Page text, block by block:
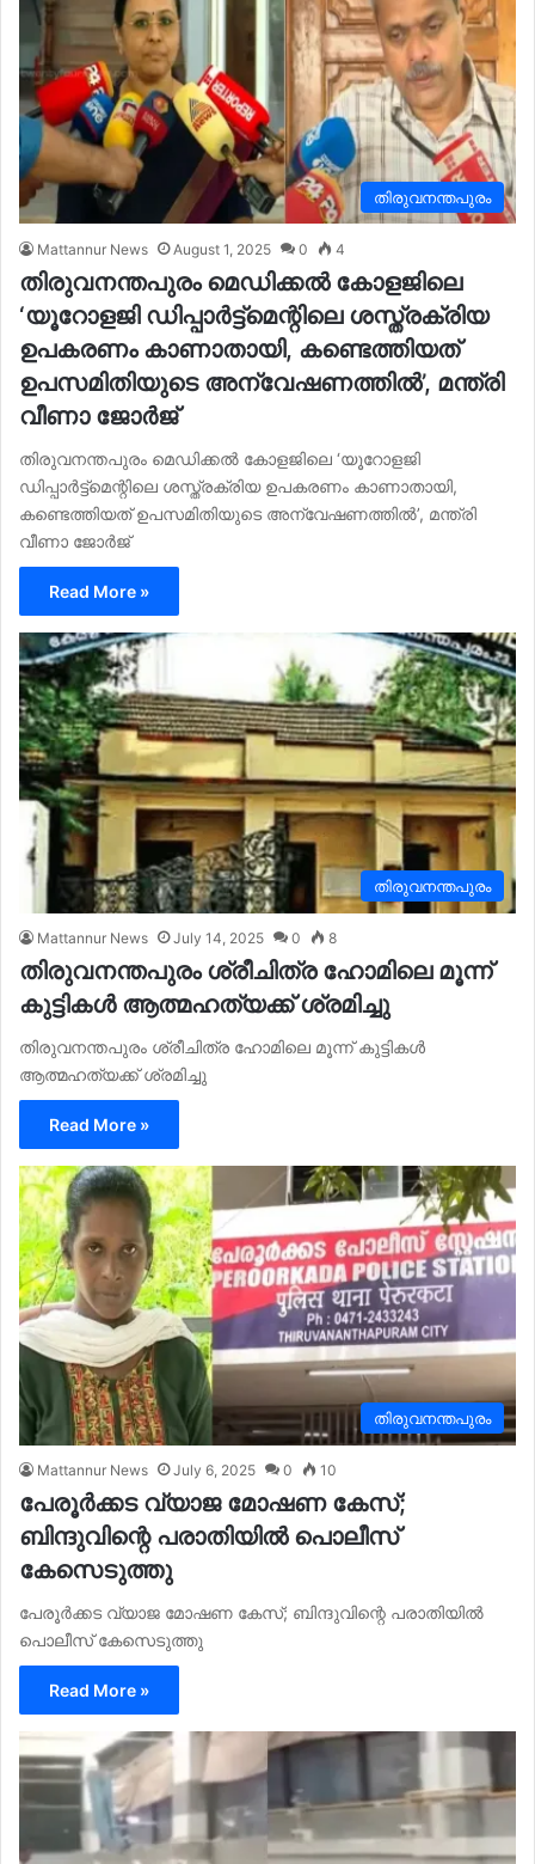
തിരുവനന്തപുരം
Mattannur News August 1, 2025 0 4
തിരുവനന്തപുരം മെഡിക്കൽ കോളജിലെ
‘യൂറോളജി ഡിപ്പാർട്ട്മെന്റിലെ ശസ്ത്രക്രിയ
ഉപകരണം കാണാതായി, കണ്ടെത്തിയത്
ഉപസമിതിയുടെ അന്വേഷണത്തിൽ’, മന്ത്രി
വീണാ ജോർജ്
തിരുവനന്തപുരം മെഡിക്കൽ കോളജിലെ ‘യൂറോളജി
ഡിപ്പാർട്ട്മെന്റിലെ ശസ്ത്രക്രിയ ഉപകരണം കാണാതായി,
കണ്ടെത്തിയത് ഉപസമിതിയുടെ അന്വേഷണത്തിൽ’, മന്ത്രി
വീണാ ജോർജ്
Read More »
തിരുവനന്തപുരം
Mattannur News July 14, 2025 0 8
തിരുവനന്തപുരം ശ്രീചിത്ര ഹോമിലെ മൂന്ന്
കുട്ടികള്‍ ആത്മഹത്യക്ക് ശ്രമിച്ചു
തിരുവനന്തപുരം ശ്രീചിത്ര ഹോമിലെ മൂന്ന് കുട്ടികള്‍
ആത്മഹത്യക്ക് ശ്രമിച്ചു
Read More »
തിരുവനന്തപുരം
Mattannur News July 6, 2025 0 10
പേരൂർക്കട വ്യാജ മോഷണ കേസ്;
ബിന്ദുവിന്റെ പരാതിയിൽ പൊലീസ്
കേസെടുത്തു
പേരൂർക്കട വ്യാജ മോഷണ കേസ്; ബിന്ദുവിന്റെ പരാതിയിൽ
പൊലീസ് കേസെടുത്തു
Read More »